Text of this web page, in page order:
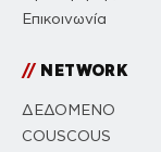
Επικοινωνία
//NETWORK
ΔΕΔΟΜΕΝΟ
COUSCOUS